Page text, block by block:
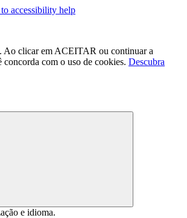
accessibility help
Ao clicar em ACEITAR ou continuar a
concorda com o uso de cookies. Descubra
e idioma.